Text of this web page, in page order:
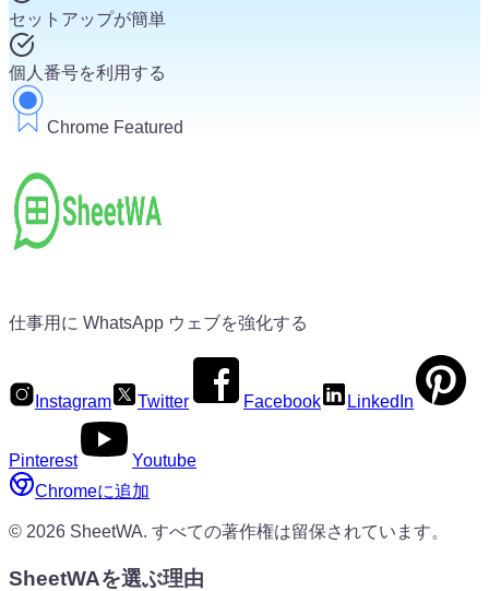
セットアップが簡単
個人番号を利用する
Chrome Featured
仕事用に WhatsApp ウェブを強化する
Instagram Twitter Facebook LinkedIn
Pinterest
Youtube
Chromeに追加
© 2026 SheetWA. すべての著作権は留保されています。
SheetWAを選ぶ理由